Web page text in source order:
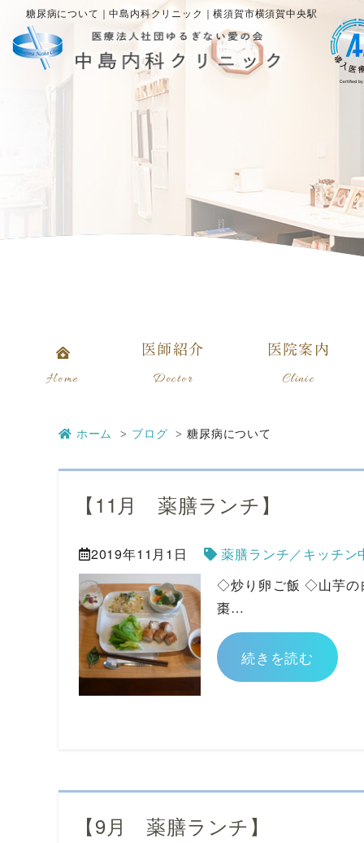
Home
医師紹介
Doctor
医院案内
Clinic
糖尿病について｜中島内科クリニック｜横須賀市横須賀中央駅
ホーム ブログ 糖尿病について
【11月 薬膳ランチ】
2019年11月1日
薬膳ランチ／キッチン
◇炒り卵ご飯 ◇山芋の
棗…
続きを読む
【9月 薬膳ランチ】